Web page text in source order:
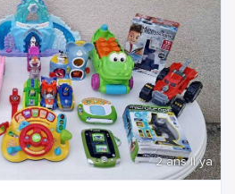
2 ans Il ya